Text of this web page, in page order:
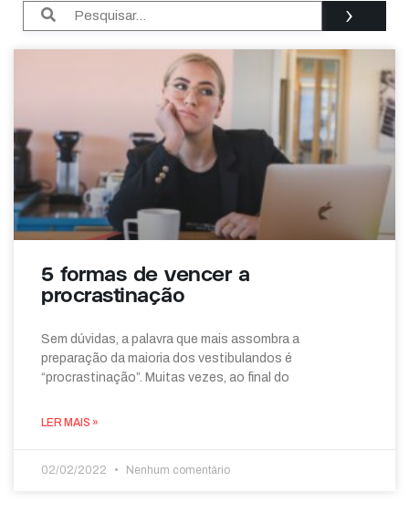
›
5 formas de vencer a
procrastinação
Sem dúvidas, a palavra que mais assombra a
preparação da maioria dos vestibulandos é
“procrastinação”. Muitas vezes, ao final do
LER MAIS »
02/02/2022 Nenhum comentário